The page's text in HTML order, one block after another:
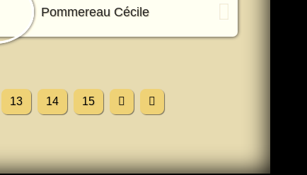
Pommereau Cécile
13 14 15